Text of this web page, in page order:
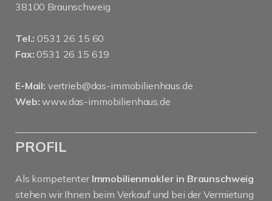
38100 Braunschweig
Tel.: 0531 26 15 60
Fax: 0531 26 15 619
E-Mail: vertrieb@das-immobilienhaus.de
Web: www.das-immobilienhaus.de
PROFIL
Als kompetenter Immobilienmakler in Braunschweig
stehen wir Ihnen beim Verkauf und bei der Vermietung